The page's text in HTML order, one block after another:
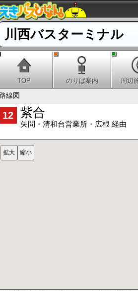
川西バスターミナル
TOP のりば案内 周辺
路線図
12 紫合
矢問・清和台営業所・広根 経由